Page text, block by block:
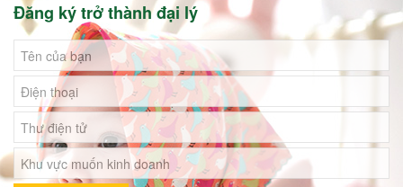
Đăng ký trở thành đại lý